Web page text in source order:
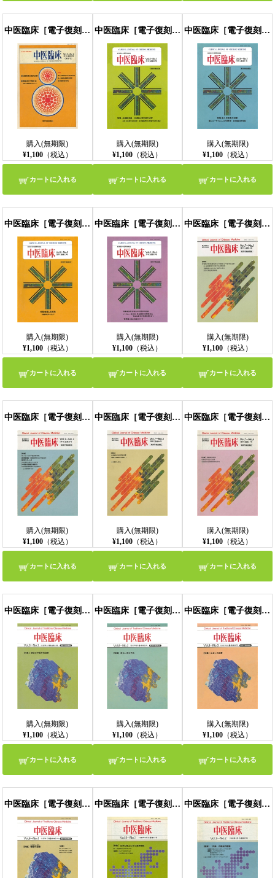
中医臨床［電子復刻版］通巻19号
購入(無期限)
¥1,100（税込）
カートに入れる
中医臨床［電子復刻版］通巻20号
購入(無期限)
¥1,100 （税込）
カートに入れる
中医臨床［電子復刻版］通巻21号
購入(無期限)
¥1,100 （税込）
カートに入れる
中医臨床［電子復刻版］通巻22号
購入(無期限)
¥1,100（税込）
カートに入れる
中医臨床［電子復刻版］通巻23号
購入(無期限)
¥1,100 （税込）
カートに入れる
中医臨床［電子復刻版］通巻24号
購入(無期限)
¥1,100 （税込）
カートに入れる
中医臨床［電子復刻版］通巻25号
購入(無期限)
¥1,100（税込）
カートに入れる
中医臨床［電子復刻版］通巻26号
購入(無期限)
¥1,100 （税込）
カートに入れる
中医臨床［電子復刻版］通巻27号
購入(無期限)
¥1,100 （税込）
カートに入れる
中医臨床［電子復刻版］通巻28号
購入(無期限)
¥1,100（税込）
カートに入れる
中医臨床［電子復刻版］通巻29号
購入(無期限)
¥1,100 （税込）
カートに入れる
中医臨床［電子復刻版］通巻30号
購入(無期限)
¥1,100 （税込）
カートに入れる
中医臨床［電子復刻版］通巻31号 中医臨床［電子復刻版］通巻32号 中医臨床［電子復刻版］通巻33号